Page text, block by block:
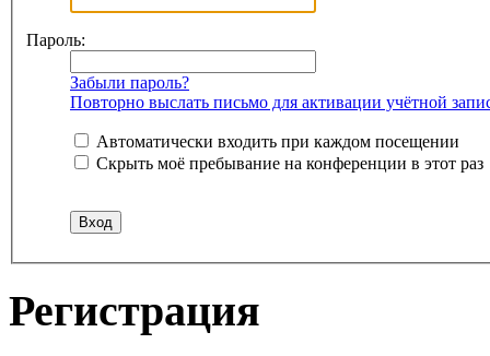
Пароль:
Забыли пароль?
Повторно выслать письмо для активации учётной
Автоматически входить при каждом посещении
Скрыть моё пребывание на конференции в этот раз
Регистрация